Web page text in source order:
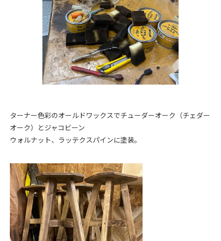
ターナー色彩のオールドワックスでチューダーオーク（チェダー
オーク）とジャコビーン
ウォルナット、ラッテクスパインに塗装。